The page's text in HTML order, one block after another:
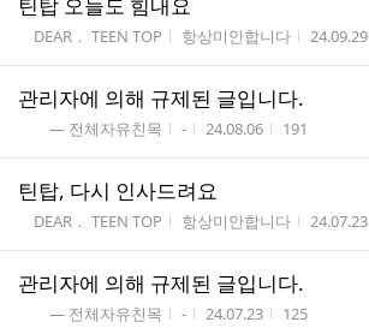
게시판명
DEAR． TEEN TOP 작성자
항상미안합니다 작성시간
24.09.29
관리자에 의해 규제된 글입니다.
게시판명
― 전체자유친목 작성자
- 작성시간
24.08.06 조회수
191
틴탑, 다시 인사드려요
게시판명
DEAR． TEEN TOP 작성자
항상미안합니다 작성시간
24.07.23
관리자에 의해 규제된 글입니다.
게시판명
― 전체자유친목 작성자
- 작성시간
24.07.23 조회수
125